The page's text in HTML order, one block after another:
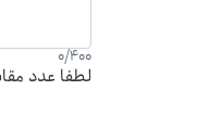
0/400
لطفا عدد